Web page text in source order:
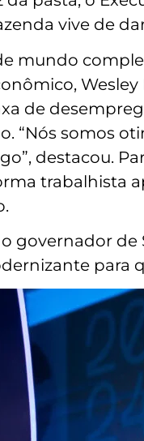
vive de
mundo
de
“Nós somos
destacou.
trabalhista
governador
para